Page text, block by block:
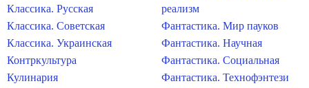
Классика. Русская
Классика. Советская
Классика. Украинская
Контркультура
Кулинария
реализм
Фантастика. Мир пауков
Фантастика. Научная
Фантастика. Социальная
Фантастика. Технофэнтези